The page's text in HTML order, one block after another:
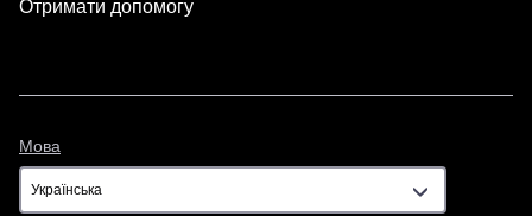
Отримати допомогу
Мова